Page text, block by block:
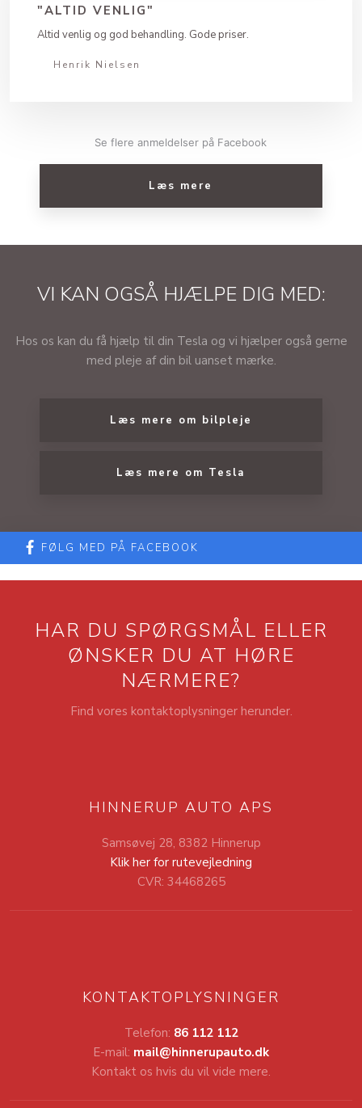
"ALTID VENLIG"
Altid venlig og god behandling. Gode priser.
Henrik Nielsen
Se flere anmeldelser på Facebook​
Læs mere​
VI KAN OGSÅ HJÆLPE DIG MED:
​Hos os kan du få hjælp til din Tesla og vi hjælper også gerne
med pleje af din bil uanset mærke.
Læs mere om bilpleje​
Læs mere om Tesla
FØLG MED PÅ FACEBOOK
HAR DU SPØRGSMÅL ELLER
​ØNSKER DU AT HØRE
NÆRMERE?
Find vores kontaktoplysninger herunder.
HINNERUP AUTO APS
Samsøvej 28, 8382 Hinnerup
Klik her for rutevejledning
CVR: 34468265
KONTAKTOPLYSNINGER
Telefon: 86 112 112
E-mail: mail@hinnerupauto.dk
Kontakt os hvis du vil vide mere.